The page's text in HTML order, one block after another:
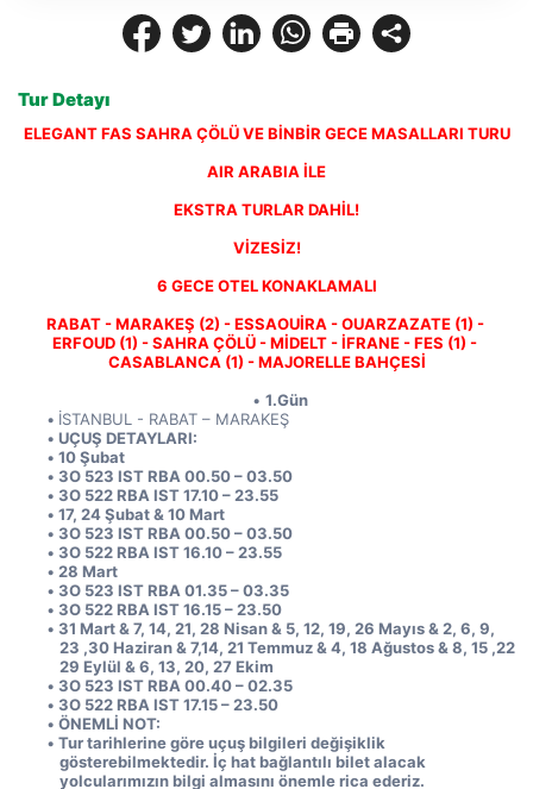
Tur Detayı
ELEGANT FAS SAHRA ÇÖLÜ VE BİNBİR GECE MASALLARI TURU
AIR ARABIA İLE
EKSTRA TURLAR DAHİL!
VİZESİZ!
6 GECE OTEL KONAKLAMALI
RABAT - MARAKEŞ (2) - ESSAOUİRA - OUARZAZATE (1) -
ERFOUD (1) - SAHRA ÇÖLÜ - MİDELT - İFRANE - FES (1) -
CASABLANCA (1) - MAJORELLE BAHÇESİ
1.Gün
İSTANBUL - RABAT – MARAKEŞ
UÇUŞ DETAYLARI:
10 Şubat
3O 523 IST RBA 00.50 – 03.50
3O 522 RBA IST 17.10 – 23.55
17, 24 Şubat & 10 Mart
3O 523 IST RBA 00.50 – 03.50
3O 522 RBA IST 16.10 – 23.55
28 Mart
3O 523 IST RBA 01.35 – 03.35
3O 522 RBA IST 16.15 – 23.50
31 Mart & 7, 14, 21, 28 Nisan & 5, 12, 19, 26 Mayıs & 2, 6, 9,
23 ,30 Haziran & 7,14, 21 Temmuz & 4, 18 Ağustos & 8, 15 ,22
29 Eylül & 6, 13, 20, 27 Ekim
3O 523 IST RBA 00.40 – 02.35
3O 522 RBA IST 17.15 – 23.50
ÖNEMLİ NOT:
Tur tarihlerine göre uçuş bilgileri değişiklik
gösterebilmektedir. İç hat bağlantılı bilet alacak
yolcularımızın bilgi almasını önemle rica ederiz.